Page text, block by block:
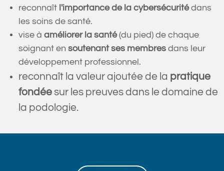
reconnaît l'importance de la cybersécuritédans
les soins de santé.
vise à améliorer la santé(du pied) de chaque
soignant en soutenant ses membres dans leur
développement professionnel.
reconnaît la valeur ajoutée de la pratique
fondéesur les preuves dans le domaine de
la podologie.